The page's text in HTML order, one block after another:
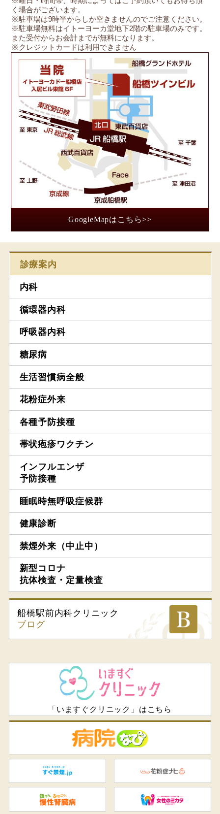
く場合がございます。
※駐車場は9時半からしか空きませんのでご注意ください。
※駐車場無料はイトーヨーカ堂地下2階の駐車場のみです。
また受付からお会計までが無料になります。
※クレジットカードは利用できません
GoogleMapはこちら>>
診療案内
内科
循環器内科
呼吸器内科
糖尿病
生活習慣病全般
花粉症外来
各種予防接種
帯状疱疹ワクチン
インフルエンザ
予防接種
睡眠時無呼吸症候群
健康診断
禁煙外来（中止中）
新型コロナ
抗体検査・定量検査
船橋駅前内科クリニック
ブログ
「いますぐクリニック」はこちら
すぐ禁煙.jp
知ろう、ふせごう。慢性腎臓